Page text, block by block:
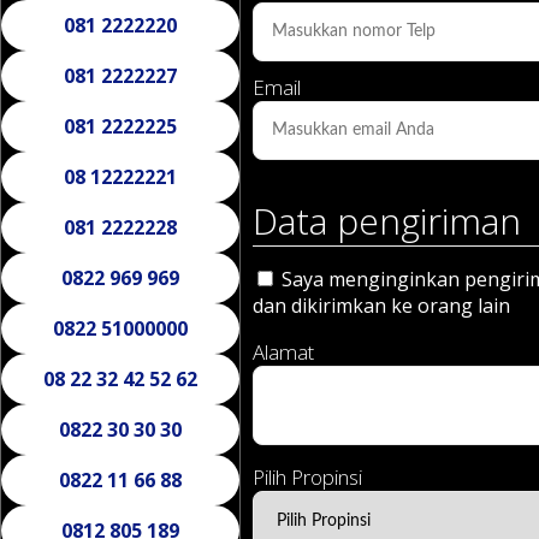
081 2222220
081 2222227
081 2222225
08 12222221
081 2222228
0822 969 969
0822 51000000
08 22 32 42 52 62
0822 30 30 30
0822 11 66 88
0812 805 189
Email
Data pengiriman
Saya menginginkan
dan dikirimkan ke orang lain
Alamat
Pilih Propinsi